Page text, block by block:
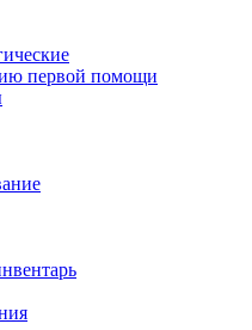
первой помощи